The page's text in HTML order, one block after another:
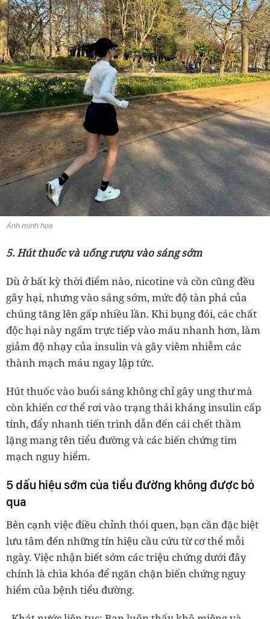
Ảnh minh họa
5. Hút thuốc và uống rượu vào sáng sớm
Dù ở bất kỳ thời điểm nào, nicotine và cồn cũng đều
gây hại, nhưng vào sáng sớm, mức độ tàn phá của
chúng tăng lên gấp nhiều lần. Khi bụng đói, các chất
độc hại này ngấm trực tiếp vào máu nhanh hơn, làm
giảm độ nhạy của insulin và gây viêm nhiễm các
thành mạch máu ngay lập tức.
Hút thuốc vào buổi sáng không chỉ gây ung thư mà
còn khiến cơ thể rơi vào trạng thái kháng insulin cấp
tính, đẩy nhanh tiến trình dẫn đến cái chết thầm
lặng mang tên tiểu đường và các biến chứng tim
mạch nguy hiểm.
5 dấu hiệu sớm của tiểu đường không được bỏ
qua
Bên cạnh việc điều chỉnh thói quen, bạn cần đặc biệt
lưu tâm đến những tín hiệu cầu cứu từ cơ thể mỗi
ngày. Việc nhận biết sớm các triệu chứng dưới đây
chính là chìa khóa để ngăn chặn biến chứng nguy
hiểm của bệnh tiểu đường.